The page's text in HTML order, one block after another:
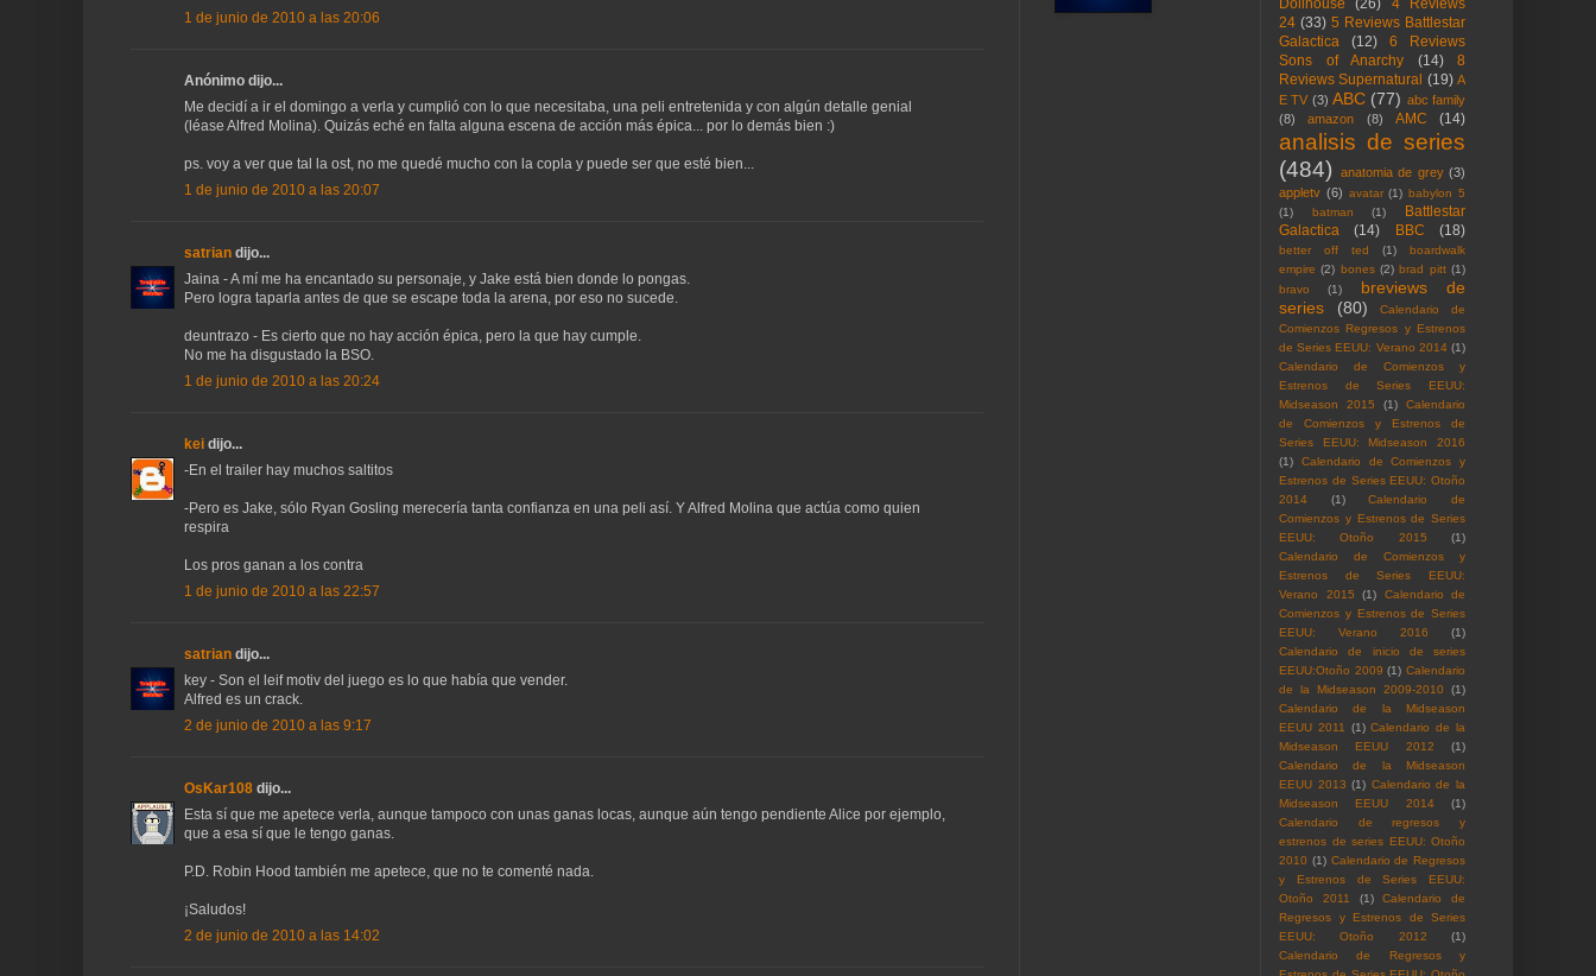
1 de junio de 2010 a las 20:06
Anónimo dijo...
Me decidí a ir el domingo a verla y cumplió con lo que necesitaba, una peli entretenida y con algún detalle genial
(léase Alfred Molina). Quizás eché en falta alguna escena de acción más épica... por lo demás bien :)
ps. voy a ver que tal la ost, no me quedé mucho con la copla y puede ser que esté bien...
1 de junio de 2010 a las 20:07
satrian dijo...
Jaina - A mí me ha encantado su personaje, y Jake está bien donde lo pongas.
Pero logra taparla antes de que se escape toda la arena, por eso no sucede.
deuntrazo - Es cierto que no hay acción épica, pero la que hay cumple.
No me ha disgustado la BSO.
1 de junio de 2010 a las 20:24
kei dijo...
-En el trailer hay muchos saltitos
-Pero es Jake, sólo Ryan Gosling merecería tanta confianza en una peli así. Y Alfred Molina que actúa como quien
respira
Los pros ganan a los contra
1 de junio de 2010 a las 22:57
satrian dijo...
key - Son el leif motiv del juego es lo que había que vender.
Alfred es un crack.
2 de junio de 2010 a las 9:17
OsKar108 dijo...
Esta sí que me apetece verla, aunque tampoco con unas ganas locas, aunque aún tengo pendiente Alice por ejemplo,
que a esa sí que le tengo ganas.
P.D. Robin Hood también me apetece, que no te comenté nada.
¡Saludos!
2 de junio de 2010 a las 14:02
Dollhouse
(26)
4 Reviews
24 (33) 5 Reviews Battlestar
Galactica
(12)
6 Reviews
Sons of Anarchy
(14)
8
Reviews Supernatural (19) A
E TV (3) ABC (77) abc family
(8)
amazon (8) AMC (14)
analisis de series
(484)
anatomia de grey (3)
appletv (6) avatar (1) babylon 5
(1)
batman (1)
Battlestar
Galactica
(14) BBC (18)
better off ted (1)
boardwalk
empire (2) bones (2) brad pitt (1)
bravo
(1)
breviews de
series
(80)
Calendario de
Comienzos Regresos y Estrenos
de Series EEUU: Verano 2014 (1)
Calendario de Comienzos y
Estrenos de Series EEUU:
Midseason 2015
(1)
Calendario
de Comienzos y Estrenos de
Series EEUU: Midseason 2016
(1)
Calendario de Comienzos y
Estrenos de Series EEUU: Otoño
2014
(1)
Calendario de
Comienzos y Estrenos de Series
EEUU: Otoño 2015
(1)
Calendario de Comienzos y
Estrenos de Series EEUU:
Verano 2015
(1)
Calendario de
Comienzos y Estrenos de Series
EEUU: Verano 2016
(1)
Calendario de inicio de series
EEUU:Otoño 2009 (1) Calendario
de la Midseason 2009-2010
(1)
Calendario de la Midseason
EEUU 2011 (1) Calendario de la
Midseason EEUU 2012
(1)
Calendario de la Midseason
EEUU 2013 (1) Calendario de la
Midseason EEUU 2014
(1)
Calendario de regresos y
estrenos de series EEUU: Otoño
2010 (1) Calendario de Regresos
y Estrenos de Series EEUU:
Otoño 2011
(1)
Calendario de
Regresos y Estrenos de Series
EEUU: Otoño 2012
(1)
Calendario de Regresos y